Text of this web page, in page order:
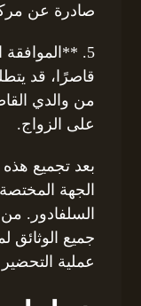
صادرة عن
5. **الموافقة
قاصرًا، قد
من والدي
على الزواج.
بعد تجميع
الجهة
السلفادور.
جميع الوثائق
عملية